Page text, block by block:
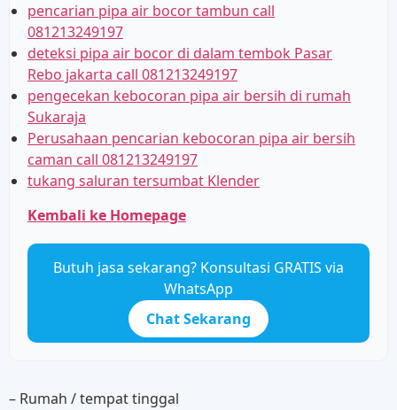
pencarian pipa air bocor tambun call
081213249197
deteksi pipa air bocor di dalam tembok Pasar
Rebo jakarta call 081213249197
pengecekan kebocoran pipa air bersih di rumah
Sukaraja
Perusahaan pencarian kebocoran pipa air bersih
caman call 081213249197
tukang saluran tersumbat Klender
Kembali ke Homepage
Butuh jasa sekarang? Konsultasi GRATIS via
WhatsApp
Chat Sekarang
– Rumah / tempat tinggal